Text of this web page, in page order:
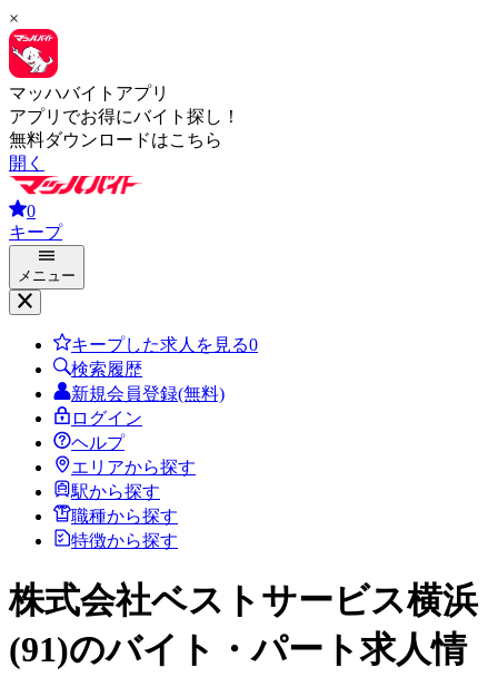
×
マッハバイトアプリ
アプリでお得にバイト探し！
無料ダウンロードはこちら
開く
0
キープ
メニュー
キープした求人を見る0
検索履歴
新規会員登録(無料)
ログイン
ヘルプ
エリアから探す
駅から探す
職種から探す
特徴から探す
株式会社ベストサービス横浜
(91)のバイト・パート求人情